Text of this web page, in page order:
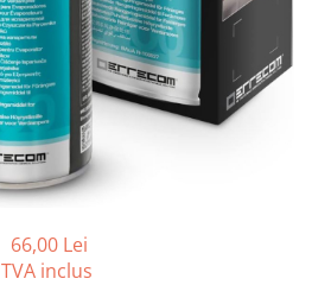
66,00 Lei
TVA inclus